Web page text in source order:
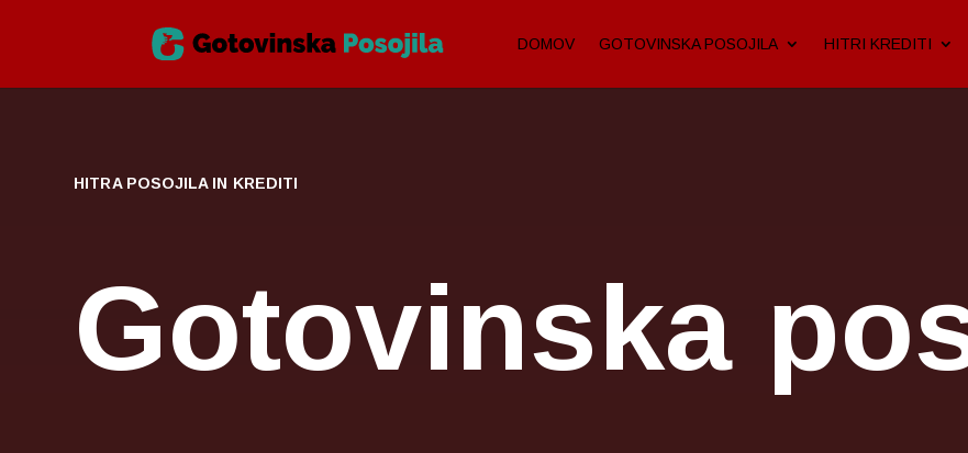
DOMOV GOTOVINSKA POSOJILA HITRI KREDITI
HITRA POSOJILA IN KREDITI
Gotovinska